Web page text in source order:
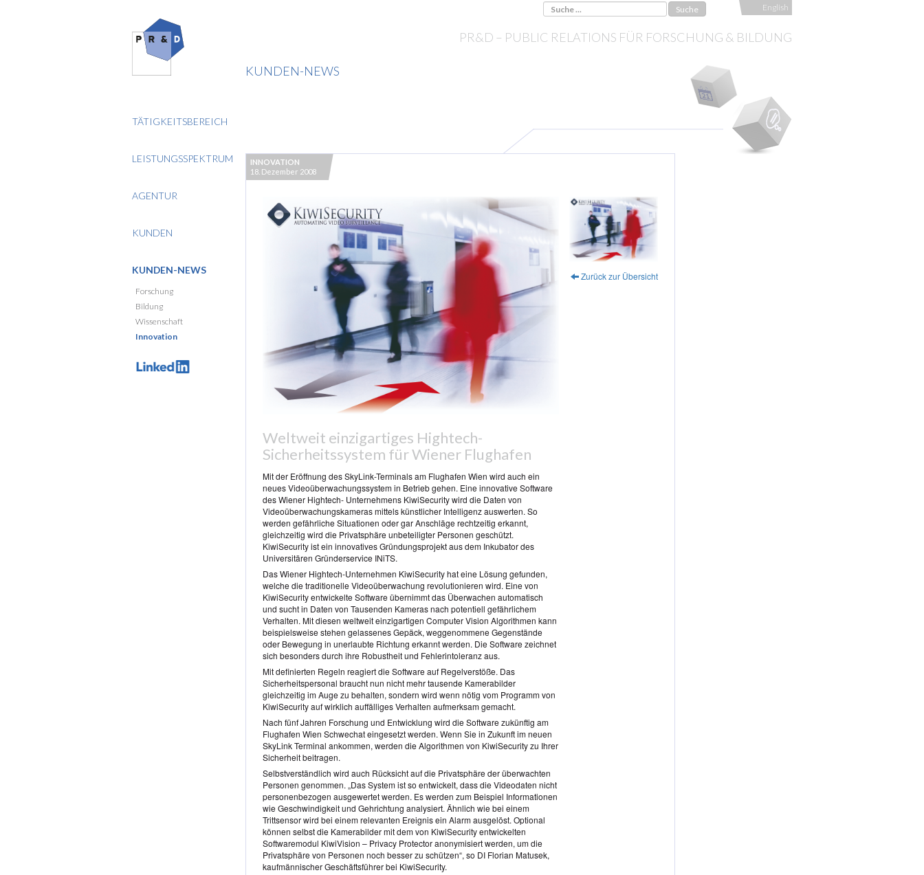
TÄTIGKEITSBEREICH
LEISTUNGSSPEKTRUM
AGENTUR
KUNDEN
KUNDEN-NEWS
Forschung
Bildung
Wissenschaft
Innovation
English
PR&D – PUBLIC RELATIONS FÜR FORSCHUNG & BILDUNG
KUNDEN-NEWS
INNOVATION
18. Dezember 2008
Weltweit einzigartiges Hightech-
Sicherheitssystem für Wiener Flughafen
Mit der Eröffnung des SkyLink-Terminals am Flughafen Wien wird auch ein
neues Videoüberwachungssystem in Betrieb gehen. Eine innovative Software
des Wiener Hightech- Unternehmens KiwiSecurity wird die Daten von
Videoüberwachungskameras mittels künstlicher Intelligenz auswerten. So
werden gefährliche Situationen oder gar Anschläge rechtzeitig erkannt,
gleichzeitig wird die Privatsphäre unbeteiligter Personen geschützt.
KiwiSecurity ist ein innovatives Gründungsprojekt aus dem Inkubator des
Universitären Gründerservice INiTS.
Das Wiener Hightech-Unternehmen KiwiSecurity hat eine Lösung gefunden,
welche die traditionelle Videoüberwachung revolutionieren wird. Eine von
KiwiSecurity entwickelte Software übernimmt das Überwachen automatisch
und sucht in Daten von Tausenden Kameras nach potentiell gefährlichem
Verhalten. Mit diesen weltweit einzigartigen Computer Vision Algorithmen kann
beispielsweise stehen gelassenes Gepäck, weggenommene Gegenstände
oder Bewegung in unerlaubte Richtung erkannt werden. Die Software zeichnet
sich besonders durch ihre Robustheit und Fehlerintoleranz aus.
Mit definierten Regeln reagiert die Software auf Regelverstöße. Das
Sicherheitspersonal braucht nun nicht mehr tausende Kamerabilder
gleichzeitig im Auge zu behalten, sondern wird wenn nötig vom Programm von
KiwiSecurity auf wirklich auffälliges Verhalten aufmerksam gemacht.
Nach fünf Jahren Forschung und Entwicklung wird die Software zukünftig am
Flughafen Wien Schwechat eingesetzt werden. Wenn Sie in Zukunft im neuen
SkyLink Terminal ankommen, werden die Algorithmen von KiwiSecurity zu Ihrer
Sicherheit beitragen.
Selbstverständlich wird auch Rücksicht auf die Privatsphäre der überwachten
Personen genommen. „Das System ist so entwickelt, dass die Videodaten nicht
personenbezogen ausgewertet werden. Es werden zum Beispiel Informationen
wie Geschwindigkeit und Gehrichtung analysiert. Ähnlich wie bei einem
Trittsensor wird bei einem relevanten Ereignis ein Alarm ausgelöst. Optional
können selbst die Kamerabilder mit dem von KiwiSecurity entwickelten
Softwaremodul KiwiVision – Privacy Protector anonymisiert werden, um die
Privatsphäre von Personen noch besser zu schützen“, so DI Florian Matusek,
kaufmännischer Geschäftsführer bei KiwiSecurity.
Zurück zur Übersicht